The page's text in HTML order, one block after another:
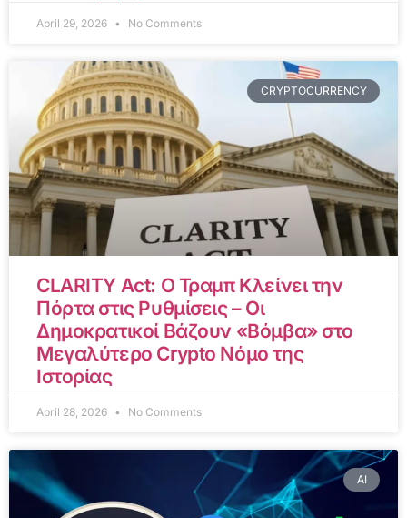
April 29, 2026 No Comments
CRYPTOCURRENCY
CLARITY Act: Ο Τραμπ Κλείνει την
Πόρτα στις Ρυθμίσεις – Οι
Δημοκρατικοί Βάζουν «Βόμβα» στο
Μεγαλύτερο Crypto Νόμο της
Ιστορίας
April 28, 2026 No Comments
AI